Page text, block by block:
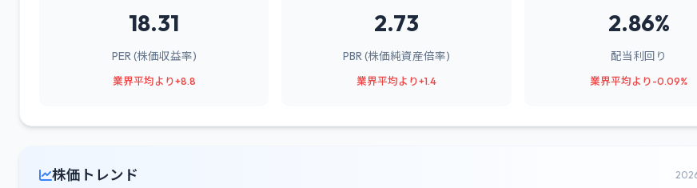
18.31
PER (株価収益率)
業界平均より+8.8
2.73
PBR (株価純資産倍率)
業界平均より+1.4
2.86%
配当利回り
業界平均より-0.09%
株価トレンド